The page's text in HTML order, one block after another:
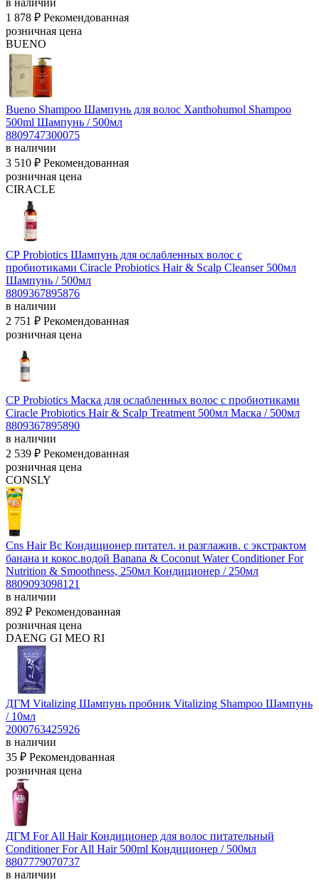
1 878 ₽ Рекомендованная
розничная цена
BUENO
Bueno Shampoo Шампунь для волос Xanthohumol Shampoo
500ml Шампунь / 500мл
8809747300075
в наличии
3 510 ₽ Рекомендованная
розничная цена
CIRACLE
СР Probiotics Шампунь для ослабленных волос с
пробиотиками Ciracle Probiotics Hair & Scalp Cleanser 500мл
Шампунь / 500мл
8809367895876
в наличии
2 751 ₽ Рекомендованная
розничная цена
СР Probiotics Маска для ослабленных волос с пробиотиками
Ciracle Probiotics Hair & Scalp Treatment 500мл Маска / 500мл
8809367895890
в наличии
2 539 ₽ Рекомендованная
розничная цена
CONSLY
Cns Hair Bc Кондиционер питател. и разглажив. с экстрактом
банана и кокос.водой Banana & Coconut Water Conditioner For
Nutrition & Smoothness, 250мл Кондиционер / 250мл
8809093098121
в наличии
892 ₽ Рекомендованная
розничная цена
DAENG GI MEO RI
ДГМ Vitalizing Шампунь пробник Vitalizing Shampoo Шампунь
/ 10мл
2000763425926
в наличии
35 ₽ Рекомендованная
розничная цена
ДГМ For All Hair Кондиционер для волос питательный
Conditioner For All Hair 500ml Кондиционер / 500мл
8807779070737
в наличии